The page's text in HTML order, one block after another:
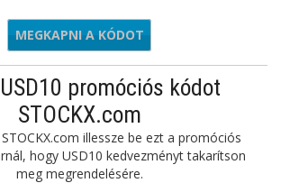
STXCL10
MEGKAPNI A KÓDOT
promóciós kódot
STOCKX.com
illessze be ezt a promóciós
hogy USD10 kedvezményt takarítson
meg megrendelésére.